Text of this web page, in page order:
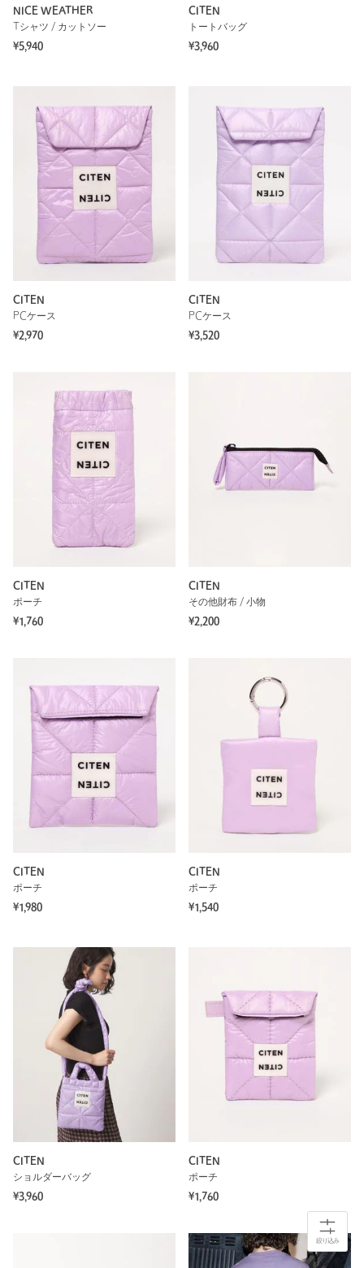
NICE WEATHER
Tシャツ / カットソー
¥5,940
CITEN
トートバッグ
¥3,960
CITEN
PCケース
¥2,970
CITEN
PCケース
¥3,520
CITEN
ポーチ
¥1,760
CITEN
その他財布 / 小物
¥2,200
CITEN
ポーチ
¥1,980
CITEN
ポーチ
¥1,540
CITEN
ショルダーバッグ
¥3,960
CITEN
ポーチ
¥1,760
絞り込み